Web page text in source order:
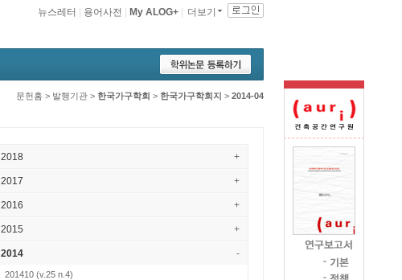
더보기
My ALOG+
용어사전
뉴스레터
문헌홈 > 발행기관 > 한국가구학회 > 한국가구학회지 > 2014-04
2018 +
2017 +
2016 +
2015 +
2014 -
201410 (v.25 n.4)